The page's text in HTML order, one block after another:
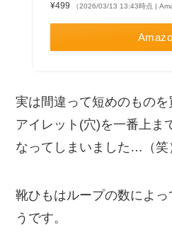
¥499
（2026/03/13 13:43時点 |
実は間違って短めのものを
アイレット(穴)を一番上ま
なってしまいました…（笑
靴ひもはループの数によ
うです。